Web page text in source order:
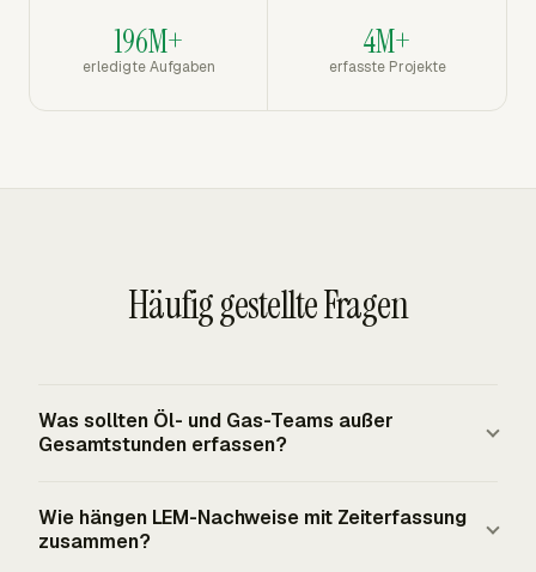
196M+
erledigte Aufgaben
4M+
erfasste Projekte
Häufig gestellte Fragen
Was sollten Öl- und Gas-Teams außer
Gesamtstunden erfassen?
Standort, Schicht, Gewerk, Aufgabe oder Arbeitsauftrag,
Wie hängen LEM-Nachweise mit Zeiterfassung
zusammen?